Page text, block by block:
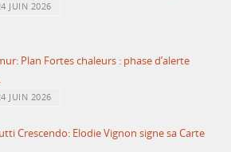
JUIN 2026
Plan Fortes chaleurs : phase d’alerte
JUIN 2026
Crescendo: Elodie Vignon signe sa Carte